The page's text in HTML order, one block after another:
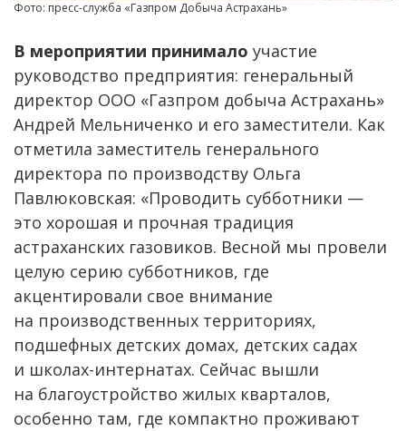
Фото: пресс-служба «Газпром Добыча Астрахань»
В мероприятии принимало участие
руководство предприятия: генеральный
директор ООО «Газпром добыча Астрахань»
Андрей Мельниченко и его заместители. Как
отметила заместитель генерального
директора по производству Ольга
Павлюковская: «Проводить субботники —
это хорошая и прочная традиция
астраханских газовиков. Весной мы провели
целую серию субботников, где
акцентировали свое внимание
на производственных территориях,
подшефных детских домах, детских садах
и школах-интернатах. Сейчас вышли
на благоустройство жилых кварталов,
особенно там, где компактно проживают